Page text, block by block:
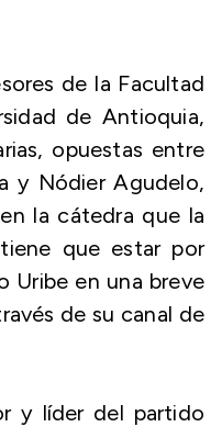
de la Facultad
de Antioquia,
opuestas entre
y Nódier Agudelo,
la cátedra que la
que estar por
Uribe en una breve
de su canal de
y líder del partido